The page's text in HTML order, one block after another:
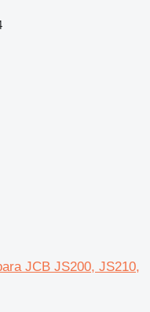
JCB JS200, JS210,